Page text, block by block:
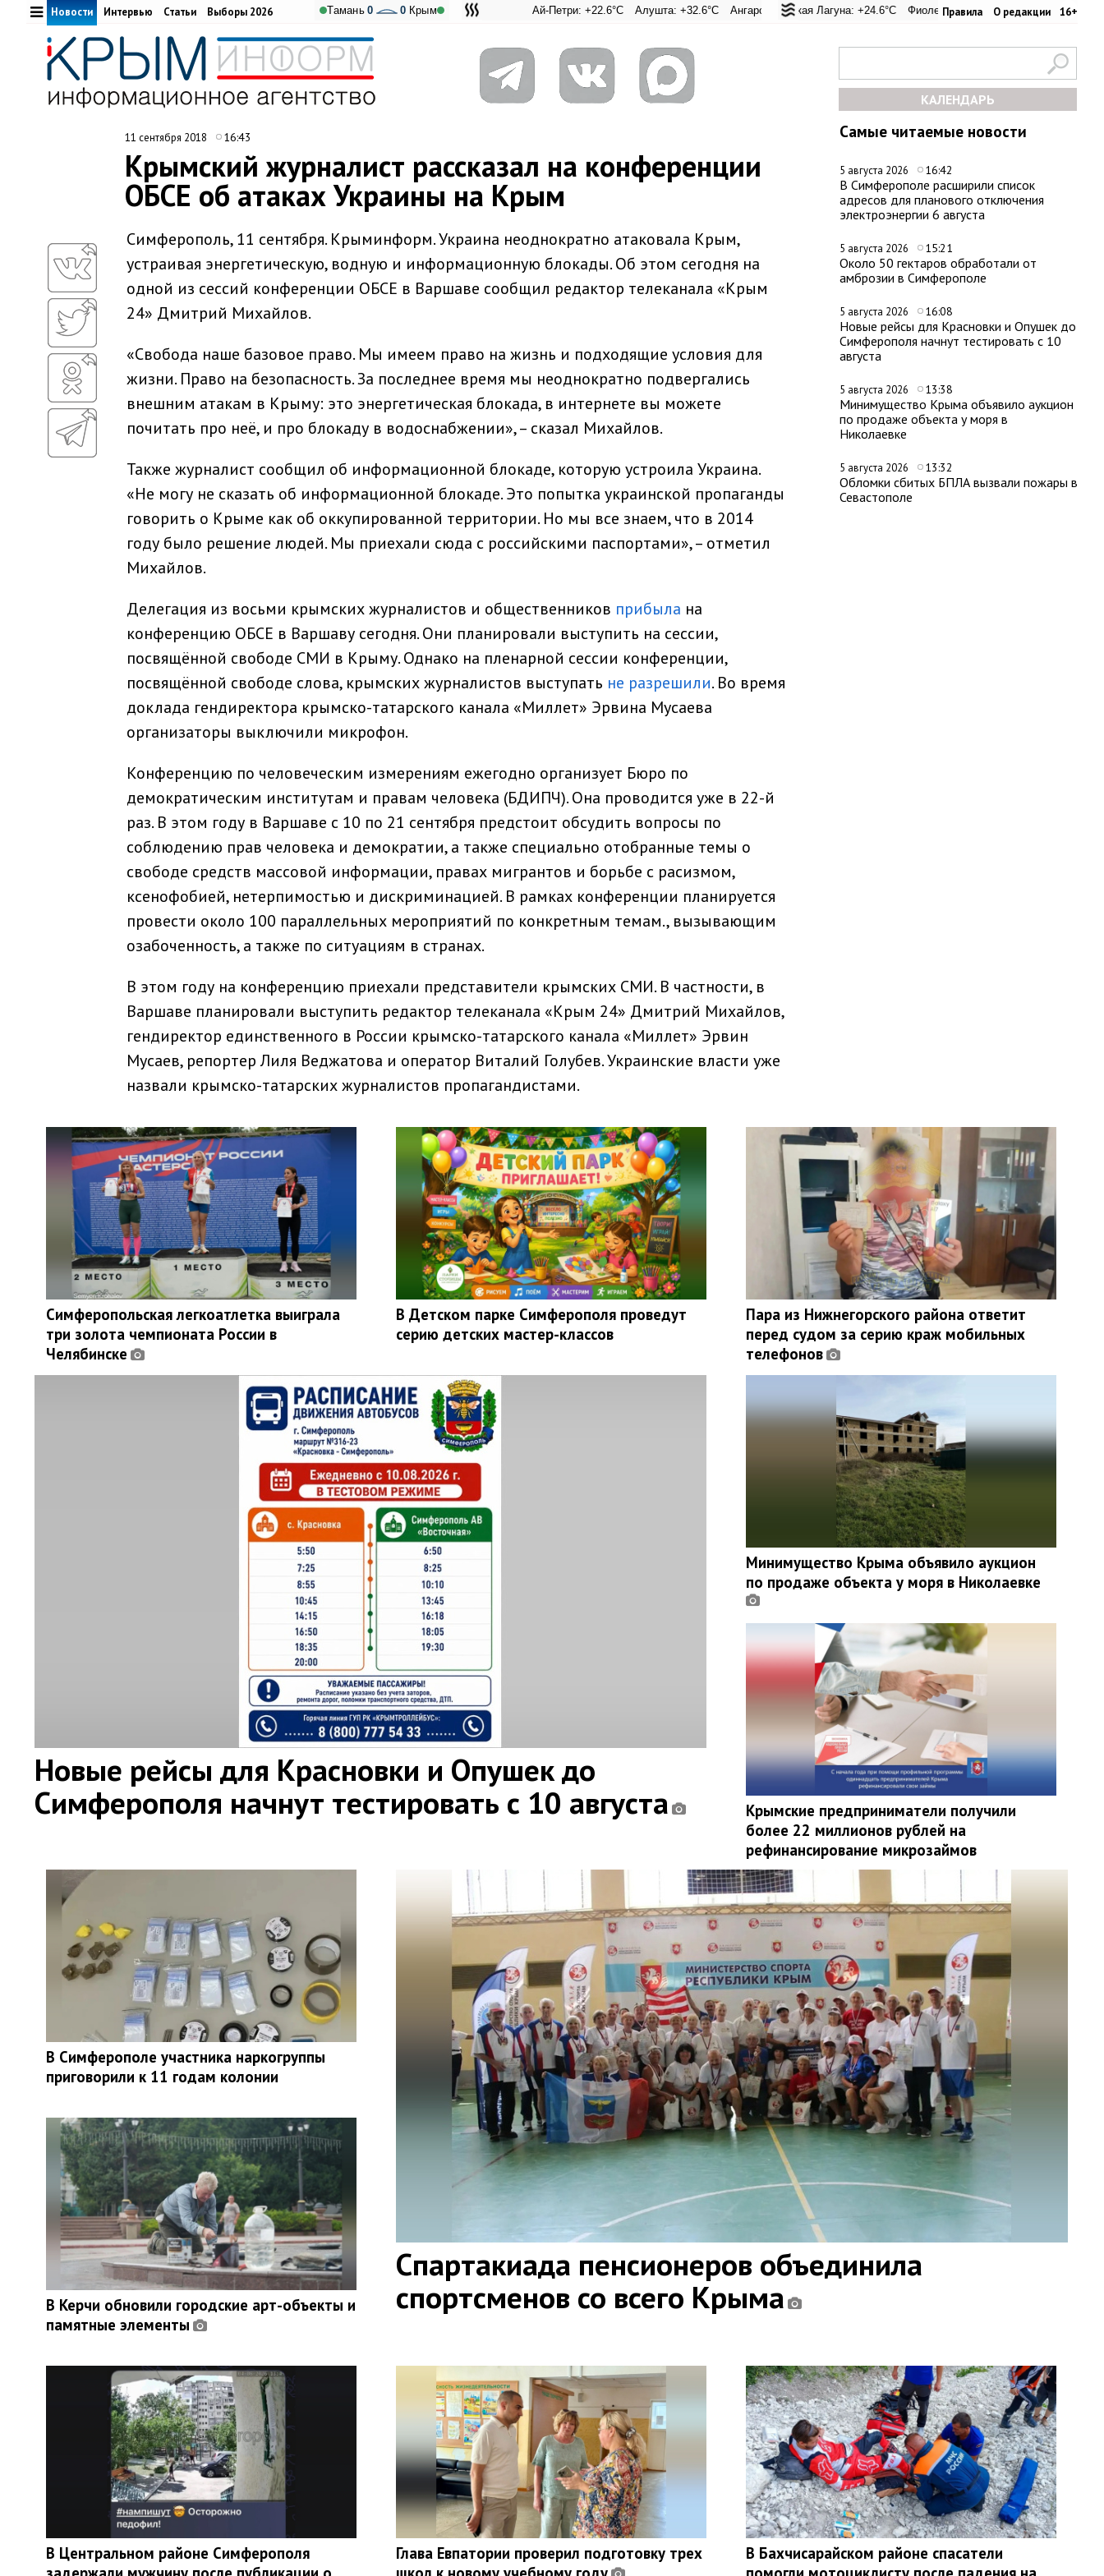
Правила О редакции 16+
Адмиральская Лагуна: +24.6°C Фиолент: +25.2°C Казачья бухта: +25.2°C
Ай-Петри: +22.6°C Алушта: +32.6°C Ангарский перевал: +28.5°C Евпатория: +32.8°C Керчь: +31.8°C Никитский
Тамань 0 0 Крым
Новости Интервью Статьи Выборы 2026
КАЛЕНДАРЬ
Самые читаемые новости
5 августа 2026 16:42
В Симферополе расширили список
адресов для планового отключения
электроэнергии 6 августа
5 августа 2026 15:21
Около 50 гектаров обработали от
амброзии в Симферополе
5 августа 2026 16:08
Новые рейсы для Красновки и Опушек до
Симферополя начнут тестировать с 10
августа
5 августа 2026 13:38
Минимущество Крыма объявило аукцион
по продаже объекта у моря в
Николаевке
5 августа 2026 13:32
Обломки сбитых БПЛА вызвали пожары в
Севастополе
11 сентября 2018 16:43
Крымский журналист рассказал на конференции
ОБСЕ об атаках Украины на Крым
Симферополь, 11 сентября. Крыминформ. Украина неоднократно атаковала Крым,
устраивая энергетическую, водную и информационную блокады. Об этом сегодня на
одной из сессий конференции ОБСЕ в Варшаве сообщил редактор телеканала «Крым
24» Дмитрий Михайлов.
«Свобода наше базовое право. Мы имеем право на жизнь и подходящие условия для
жизни. Право на безопасность. За последнее время мы неоднократно подвергались
внешним атакам в Крыму: это энергетическая блокада, в интернете вы можете
почитать про неё, и про блокаду в водоснабжении», – сказал Михайлов.
Также журналист сообщил об информационной блокаде, которую устроила Украина.
«Не могу не сказать об информационной блокаде. Это попытка украинской пропаганды
говорить о Крыме как об оккупированной территории. Но мы все знаем, что в 2014
году было решение людей. Мы приехали сюда с российскими паспортами», – отметил
Михайлов.
Делегация из восьми крымских журналистов и общественников прибыла на
конференцию ОБСЕ в Варшаву сегодня. Они планировали выступить на сессии,
посвящённой свободе СМИ в Крыму. Однако на пленарной сессии конференции,
посвящённой свободе слова, крымских журналистов выступать не разрешили. Во время
доклада гендиректора крымско-татарского канала «Миллет» Эрвина Мусаева
организаторы выключили микрофон.
Конференцию по человеческим измерениям ежегодно организует Бюро по
демократическим институтам и правам человека (БДИПЧ). Она проводится уже в 22-й
раз. В этом году в Варшаве с 10 по 21 сентября предстоит обсудить вопросы по
соблюдению прав человека и демократии, а также специально отобранные темы о
свободе средств массовой информации, правах мигрантов и борьбе с расизмом,
ксенофобией, нетерпимостью и дискриминацией. В рамках конференции планируется
провести около 100 параллельных мероприятий по конкретным темам., вызывающим
озабоченность, а также по ситуациям в странах.
В этом году на конференцию приехали представители крымских СМИ. В частности, в
Варшаве планировали выступить редактор телеканала «Крым 24» Дмитрий Михайлов,
гендиректор единственного в России крымско-татарского канала «Миллет» Эрвин
Мусаев, репортер Лиля Веджатова и оператор Виталий Голубев. Украинские власти уже
назвали крымско-татарских журналистов пропагандистами.
Симферопольская легкоатлетка выиграла
три золота чемпионата России в
Челябинске
В Детском парке Симферополя проведут
серию детских мастер-классов
Пара из Нижнегорского района ответит
перед судом за серию краж мобильных
телефонов
Новые рейсы для Красновки и Опушек до
Симферополя начнут тестировать с 10 августа
Минимущество Крыма объявило аукцион
по продаже объекта у моря в Николаевке
Крымские предприниматели получили
более 22 миллионов рублей на
рефинансирование микрозаймов
Спартакиада пенсионеров объединила
спортсменов со всего Крыма
В Симферополе участника наркогруппы
приговорили к 11 годам колонии
В Керчи обновили городские арт-объекты и
памятные элементы
В Центральном районе Симферополя
Глава Евпатории проверил подготовку трех
В Бахчисарайском районе спасатели